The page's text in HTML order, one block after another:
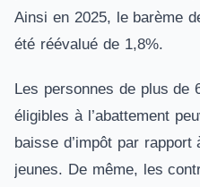
Ainsi en 2025, le barème
été réévalué de 1,8%.
Les personnes de plus de
éligibles à l’abattement
baisse d’impôt par
jeunes. De même, les